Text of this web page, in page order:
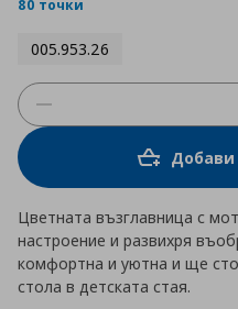
80 точки
005.953.26
Цветната възглавница с
настроение и развихря
комфортна и уютна и ще
стола в детската стая.